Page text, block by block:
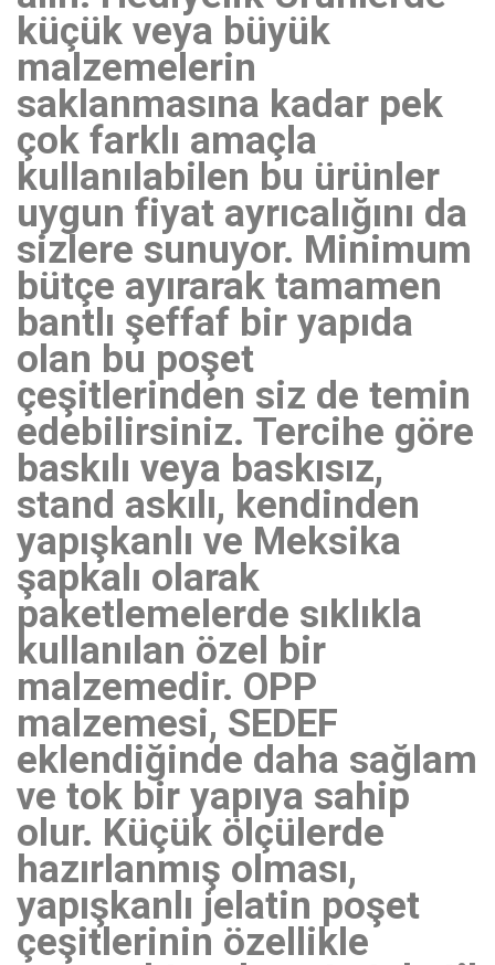
küçük veya büyük
malzemelerin
saklanmasına kadar pek
çok farklı amaçla
kullanılabilen bu ürünler
uygun fiyat ayrıcalığını da
sizlere sunuyor. Minimum
bütçe ayırarak tamamen
bantlı şeffaf bir yapıda
olan bu poşet
çeşitlerinden siz de temin
edebilirsiniz. Tercihe göre
baskılı veya baskısız,
stand askılı, kendinden
yapışkanlı ve Meksika
şapkalı olarak
paketlemelerde sıklıkla
kullanılan özel bir
malzemedir. OPP
malzemesi, SEDEF
eklendiğinde daha sağlam
ve tok bir yapıya sahip
olur. Küçük ölçülerde
hazırlanmış olması,
yapışkanlı jelatin poşet
çeşitlerinin özellikle